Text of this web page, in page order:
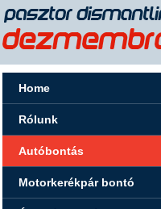
Home
Rólunk
Autóbontás
Motorkerékpár bontó